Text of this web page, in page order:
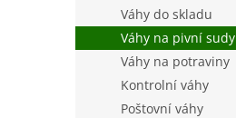
a
Váhy do skladu
Váhy na pivní sudy
Váhy na potraviny
Kontrolní váhy
Poštovní váhy